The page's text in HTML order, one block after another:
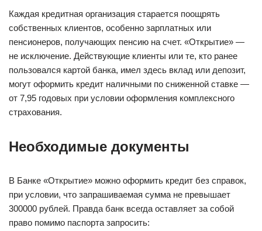
Каждая кредитная организация старается поощрять
собственных клиентов, особенно зарплатных или
пенсионеров, получающих пенсию на счет. «Открытие» —
не исключение. Действующие клиенты или те, кто ранее
пользовался картой банка, имел здесь вклад или депозит,
могут оформить кредит наличными по сниженной ставке —
от 7,95 годовых при условии оформления комплексного
страхования.
Необходимые документы
В Банке «Открытие» можно оформить кредит без справок,
при условии, что запрашиваемая сумма не превышает
300000 рублей. Правда банк всегда оставляет за собой
право помимо паспорта запросить: